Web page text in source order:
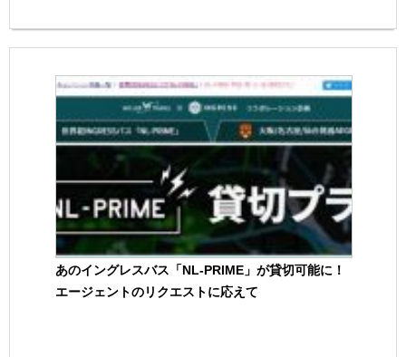
あのイングレスバス「NL-PRIME」が貸切可能に！
エージェントのリクエストに応えて